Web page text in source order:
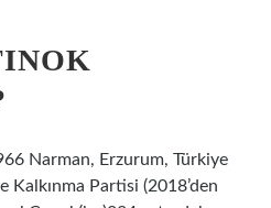
Narman, Erzurum, Türkiye
Partisi (2018’den